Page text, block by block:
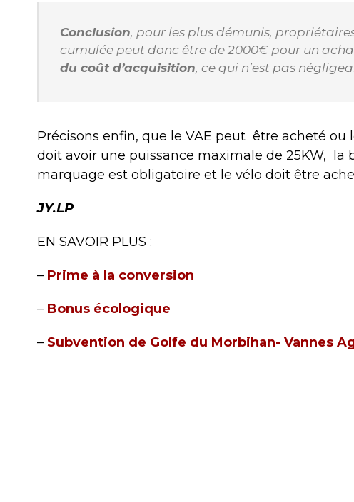
Conclusion, pour les plus démunis,
cumulée peut donc être de 2000€ pour un
du coût d’acquisition, ce qui n’est pas
Précisons enfin, que le VAE peut être acheté ou
doit avoir une puissance maximale de 25KW,
la
marquage est obligatoire et le vélo doit être
JY.LP
EN SAVOIR PLUS :
– Prime à la conversion
– Bonus écologique
– Subvention de Golfe du Morbihan- Vannes